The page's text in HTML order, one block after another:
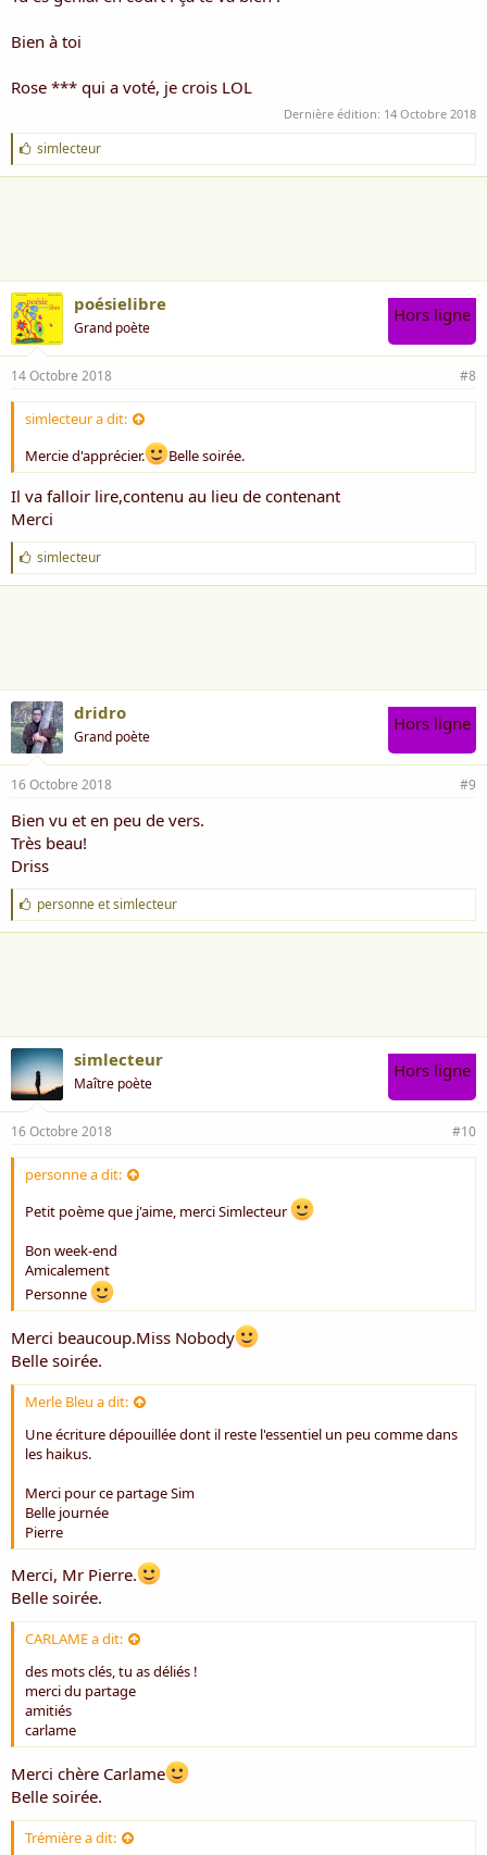
Bien à toi
Rose *** qui a voté, je crois LOL
Dernière édition: 14 Octobre 2018
J
'
a
simlecteur
poésielibre
Grand poète
Hors ligne
14 Octobre 2018 #8
simlecteur a dit:
Mercie d'apprécier.
Belle soirée.
Il va falloir lire,contenu au lieu de contenant
Merci
J
'
a
simlecteur
dridro
Grand poète
Hors ligne
16 Octobre 2018 #9
Bien vu et en peu de vers.
Très beau!
Driss
J
'
a
personneetsimlecteur
simlecteur
Maître poète
Hors ligne
16 Octobre 2018 #10
personne a dit:
Petit poème que j'aime, merci Simlecteur
Bon week-end
Amicalement
Personne
Merci beaucoup.Miss Nobody
Belle soirée.
Merle Bleu a dit:
Une écriture dépouillée dont il reste l'essentiel un peu comme dans
les haikus.
Merci pour ce partage Sim
Belle journée
Pierre
Merci, Mr Pierre.
Belle soirée.
CARLAME a dit:
des mots clés, tu as déliés !
merci du partage
amitiés
carlame
Merci chère Carlame
Belle soirée.
Trémière a dit: